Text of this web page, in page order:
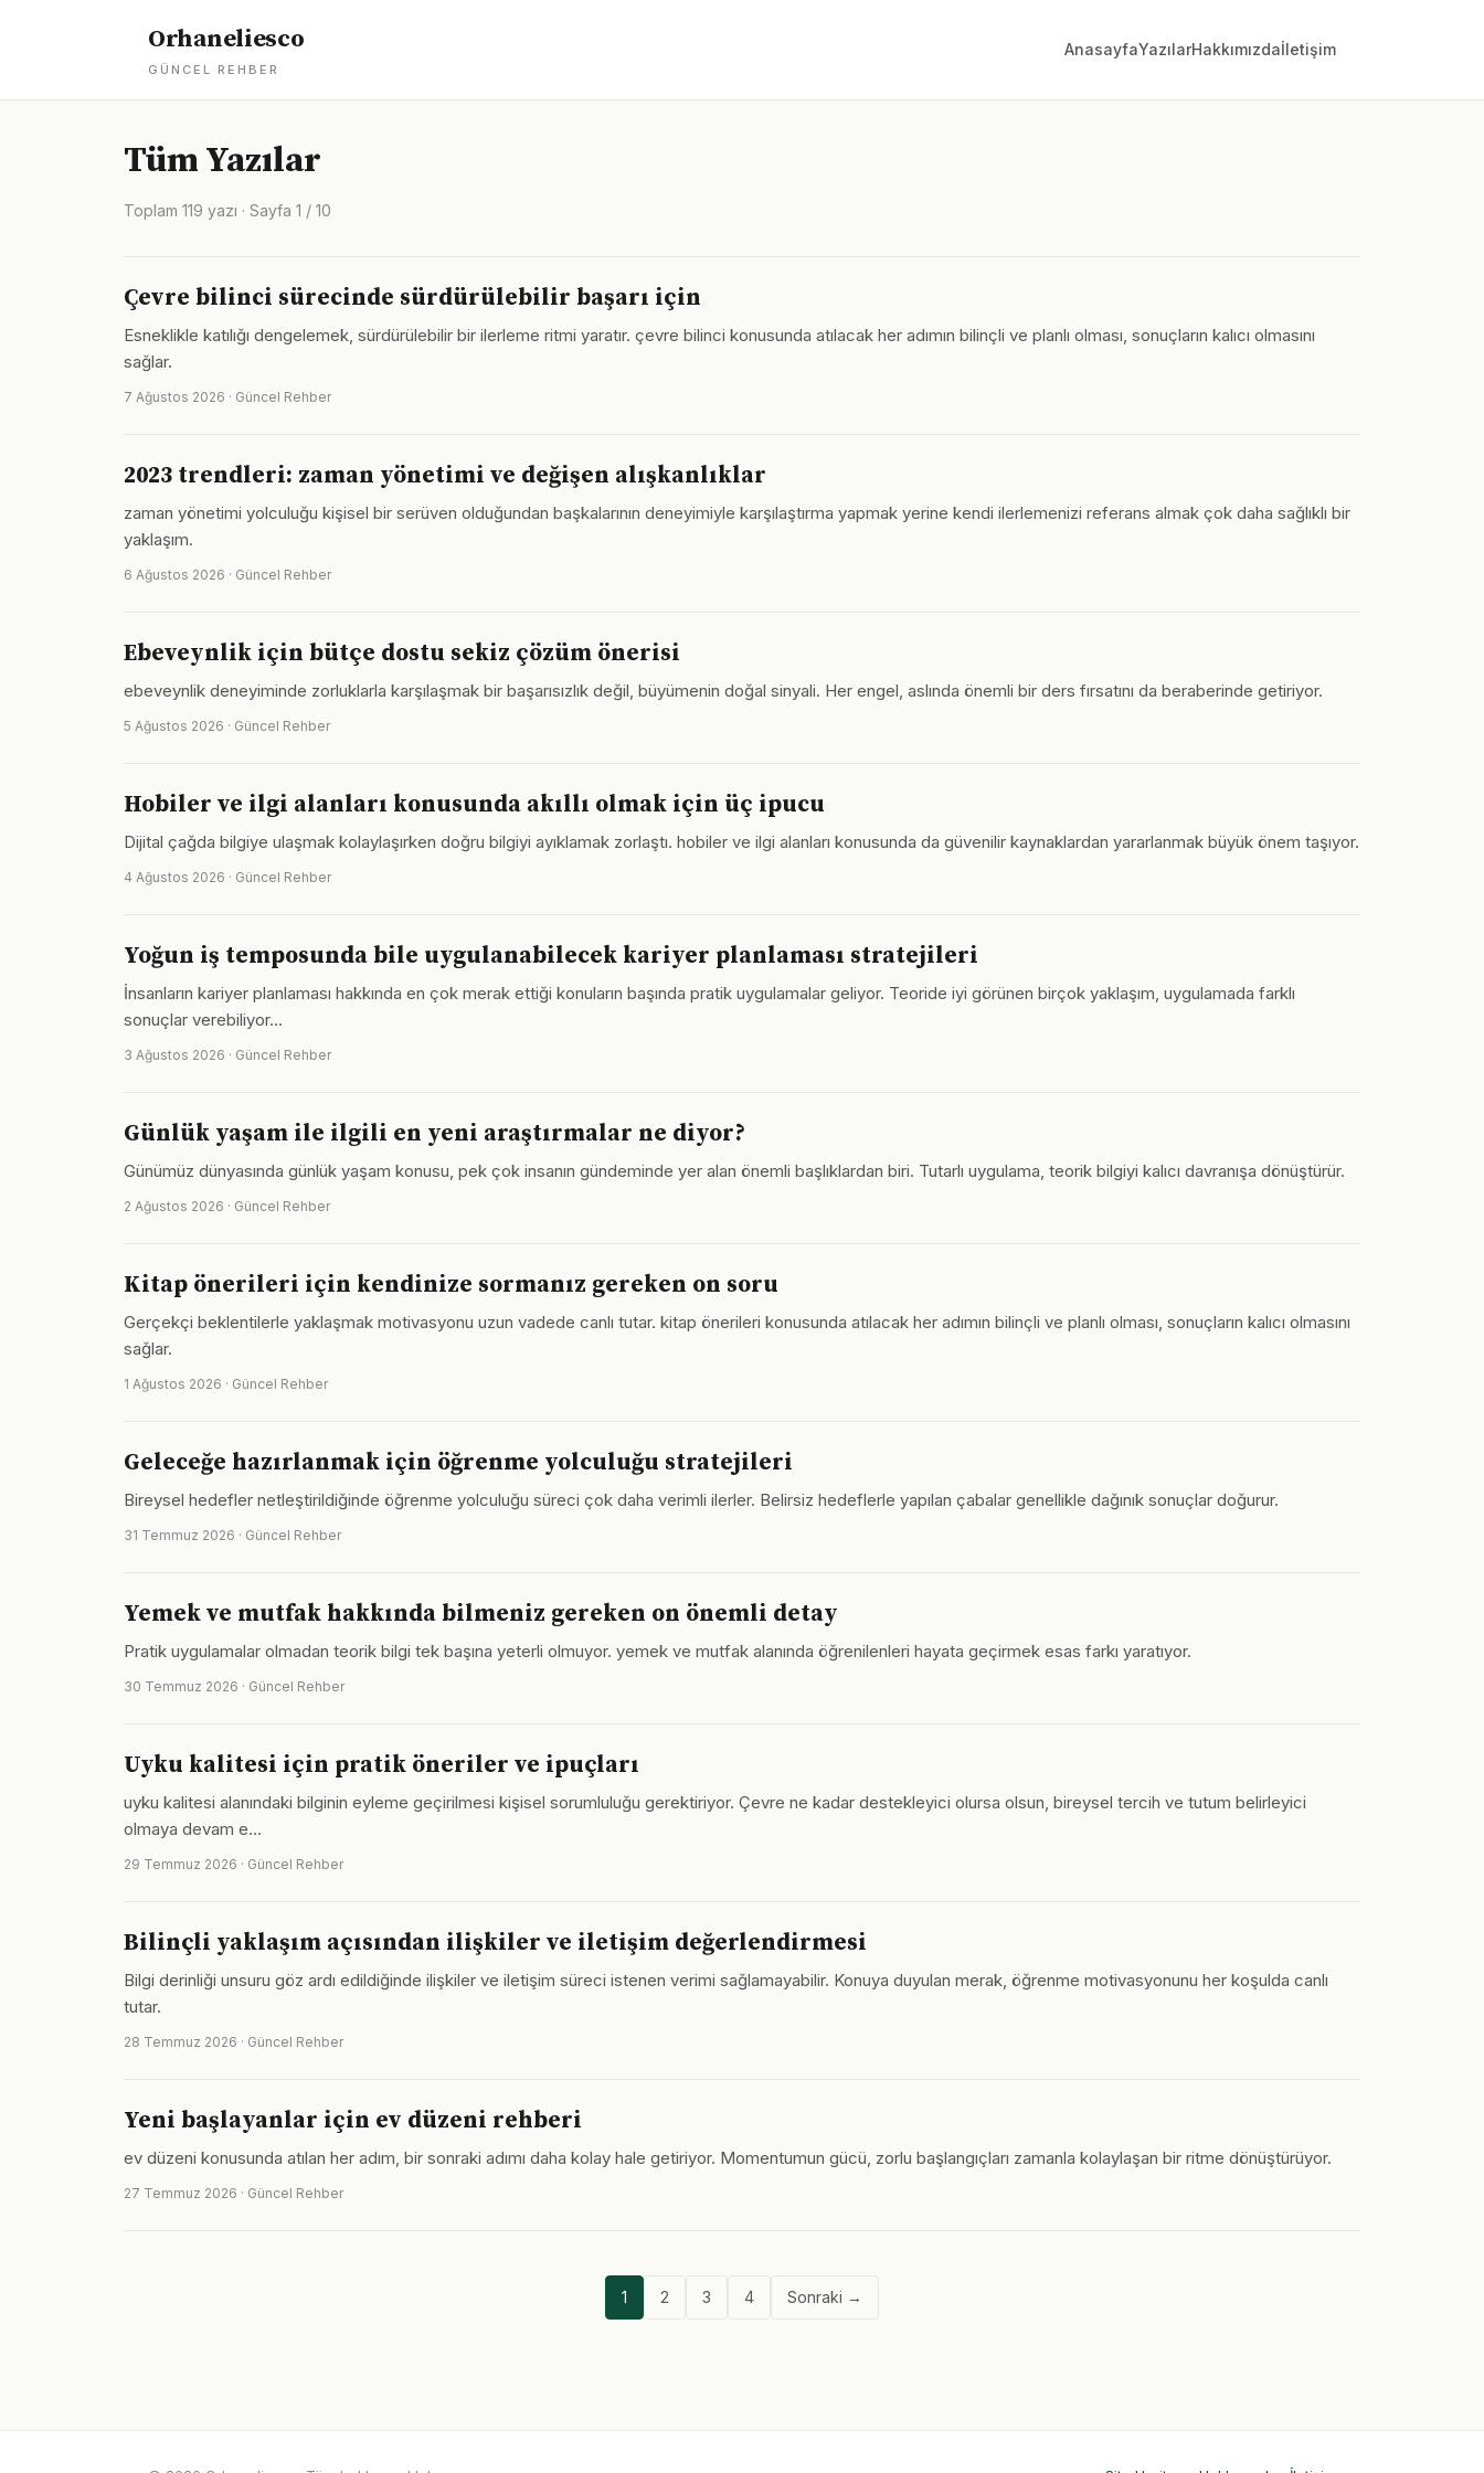
Orhaneliesco
GÜNCEL REHBER
AnasayfaYazılarHakkımızdaİletişim
Tüm Yazılar
Toplam 119 yazı · Sayfa 1 / 10
Çevre bilinci sürecinde sürdürülebilir başarı için
Esneklikle katılığı dengelemek, sürdürülebilir bir ilerleme ritmi yaratır. çevre bilinci konusunda atılacak her adımın bilinçli ve planlı olması, sonuçların kalıcı olmasını
sağlar.
7 Ağustos 2026 · Güncel Rehber
2023 trendleri: zaman yönetimi ve değişen alışkanlıklar
zaman yönetimi yolculuğu kişisel bir serüven olduğundan başkalarının deneyimiyle karşılaştırma yapmak yerine kendi ilerlemenizi referans almak çok daha sağlıklı bir
yaklaşım.
6 Ağustos 2026 · Güncel Rehber
Ebeveynlik için bütçe dostu sekiz çözüm önerisi
ebeveynlik deneyiminde zorluklarla karşılaşmak bir başarısızlık değil, büyümenin doğal sinyali. Her engel, aslında önemli bir ders fırsatını da beraberinde getiriyor.
5 Ağustos 2026 · Güncel Rehber
Hobiler ve ilgi alanları konusunda akıllı olmak için üç ipucu
Dijital çağda bilgiye ulaşmak kolaylaşırken doğru bilgiyi ayıklamak zorlaştı. hobiler ve ilgi alanları konusunda da güvenilir kaynaklardan yararlanmak büyük önem taşıyor.
4 Ağustos 2026 · Güncel Rehber
Yoğun iş temposunda bile uygulanabilecek kariyer planlaması stratejileri
İnsanların kariyer planlaması hakkında en çok merak ettiği konuların başında pratik uygulamalar geliyor. Teoride iyi görünen birçok yaklaşım, uygulamada farklı
sonuçlar verebiliyor…
3 Ağustos 2026 · Güncel Rehber
Günlük yaşam ile ilgili en yeni araştırmalar ne diyor?
Günümüz dünyasında günlük yaşam konusu, pek çok insanın gündeminde yer alan önemli başlıklardan biri. Tutarlı uygulama, teorik bilgiyi kalıcı davranışa dönüştürür.
2 Ağustos 2026 · Güncel Rehber
Kitap önerileri için kendinize sormanız gereken on soru
Gerçekçi beklentilerle yaklaşmak motivasyonu uzun vadede canlı tutar. kitap önerileri konusunda atılacak her adımın bilinçli ve planlı olması, sonuçların kalıcı olmasını
sağlar.
1 Ağustos 2026 · Güncel Rehber
Geleceğe hazırlanmak için öğrenme yolculuğu stratejileri
Bireysel hedefler netleştirildiğinde öğrenme yolculuğu süreci çok daha verimli ilerler. Belirsiz hedeflerle yapılan çabalar genellikle dağınık sonuçlar doğurur.
31 Temmuz 2026 · Güncel Rehber
Yemek ve mutfak hakkında bilmeniz gereken on önemli detay
Pratik uygulamalar olmadan teorik bilgi tek başına yeterli olmuyor. yemek ve mutfak alanında öğrenilenleri hayata geçirmek esas farkı yaratıyor.
30 Temmuz 2026 · Güncel Rehber
Uyku kalitesi için pratik öneriler ve ipuçları
uyku kalitesi alanındaki bilginin eyleme geçirilmesi kişisel sorumluluğu gerektiriyor. Çevre ne kadar destekleyici olursa olsun, bireysel tercih ve tutum belirleyici
olmaya devam e…
29 Temmuz 2026 · Güncel Rehber
Bilinçli yaklaşım açısından ilişkiler ve iletişim değerlendirmesi
Bilgi derinliği unsuru göz ardı edildiğinde ilişkiler ve iletişim süreci istenen verimi sağlamayabilir. Konuya duyulan merak, öğrenme motivasyonunu her koşulda canlı
tutar.
28 Temmuz 2026 · Güncel Rehber
Yeni başlayanlar için ev düzeni rehberi
ev düzeni konusunda atılan her adım, bir sonraki adımı daha kolay hale getiriyor. Momentumun gücü, zorlu başlangıçları zamanla kolaylaşan bir ritme dönüştürüyor.
27 Temmuz 2026 · Güncel Rehber
1 2 3 4 Sonraki →